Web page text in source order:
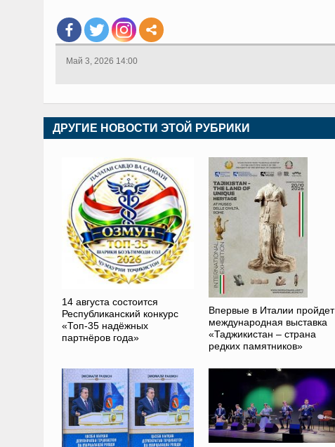
Май 3, 2026 14:00
ДРУГИЕ НОВОСТИ ЭТОЙ РУБРИКИ
14 августа состоится
Республиканский конкурс
«Топ-35 надёжных
партнёров года»
Впервые в Италии пройдет
международная выставка
«Таджикистан – страна
редких памятников»